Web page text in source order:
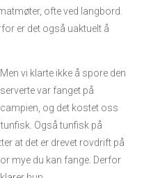
ofte ved langbord.
er det også uaktuelt å
vi klarte ikke å spore den
var fanget på
og det kostet oss
Også tunfisk på
at det er drevet rovdrift på
mye du kan fange. Derfor